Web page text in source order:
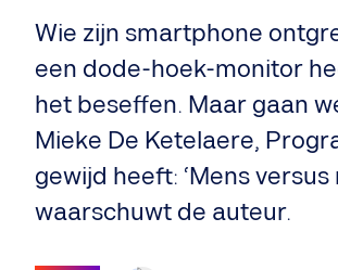
Wie zijn smartphone
een dode-hoek-monitor
het beseffen. Maar gaan
Mieke De Ketelaere,
gewijd heeft: ‘Mens
waarschuwt de auteur.